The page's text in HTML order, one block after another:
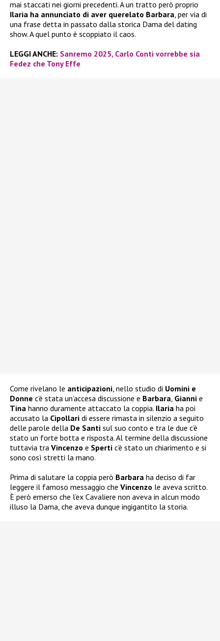
mai staccati nei giorni precedenti. A un tratto però proprio
Ilaria ha annunciato di aver querelato Barbara, per via di
una frase detta in passato dalla storica Dama del dating
show. A quel punto è scoppiato il caos.
LEGGI ANCHE: Sanremo 2025, Carlo Conti vorrebbe sia
Fedez che Tony Effe
Come rivelano le anticipazioni, nello studio di Uomini e
Donne c’è stata un’accesa discussione e Barbara, Gianni e
Tina hanno duramente attaccato la coppia. Ilaria ha poi
accusato la Cipollari di essere rimasta in silenzio a seguito
delle parole della De Santi sul suo conto e tra le due c’è
stato un forte botta e risposta. Al termine della discussione
tuttavia tra Vincenzo e Sperti c’è stato un chiarimento e si
sono così stretti la mano.
Prima di salutare la coppia però Barbara ha deciso di far
leggere il famoso messaggio che Vincenzo le aveva scritto.
È però emerso che l’ex Cavaliere non aveva in alcun modo
illuso la Dama, che aveva dunque ingigantito la storia.